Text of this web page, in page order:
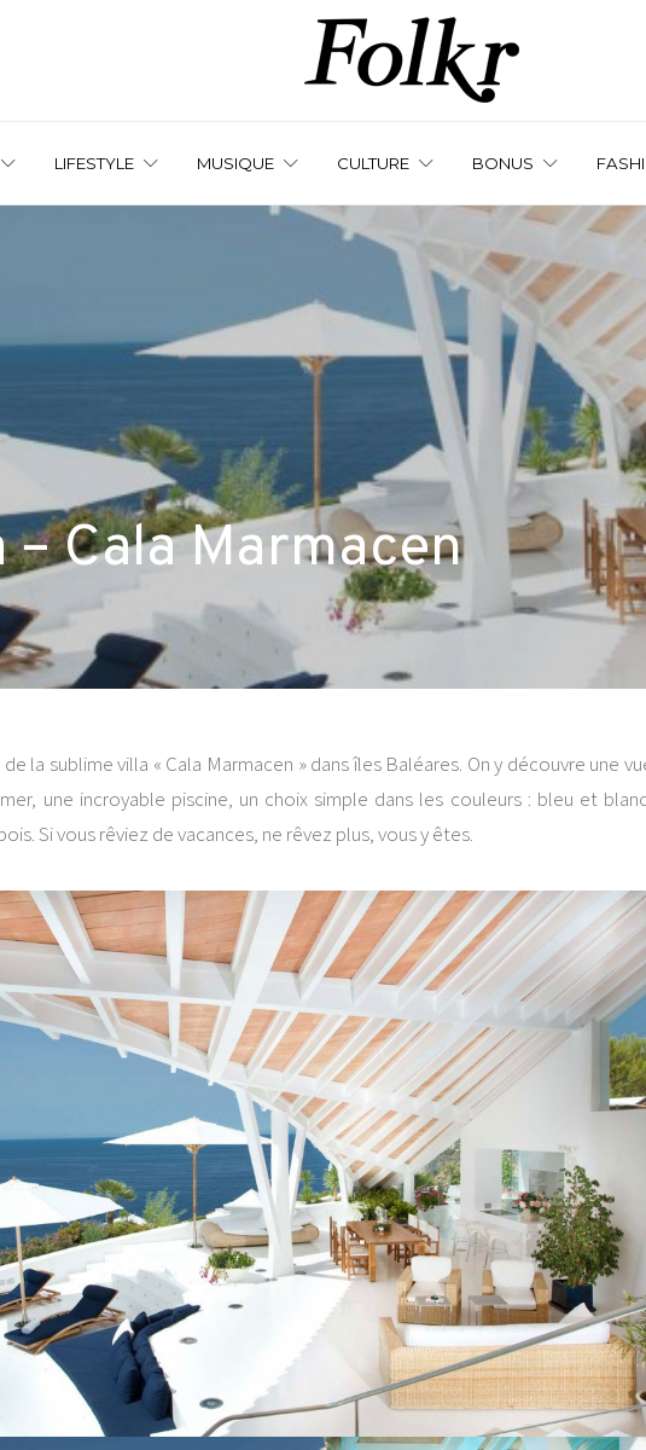
LIFESTYLE MUSIQUE CULTURE BONUS
Cala Marmacen
la sublime villa « Cala Marmacen » dans îles Baléares. On y découvre une
une incroyable piscine, un choix simple dans les couleurs : bleu et
Si vous rêviez de vacances, ne rêvez plus, vous y êtes.